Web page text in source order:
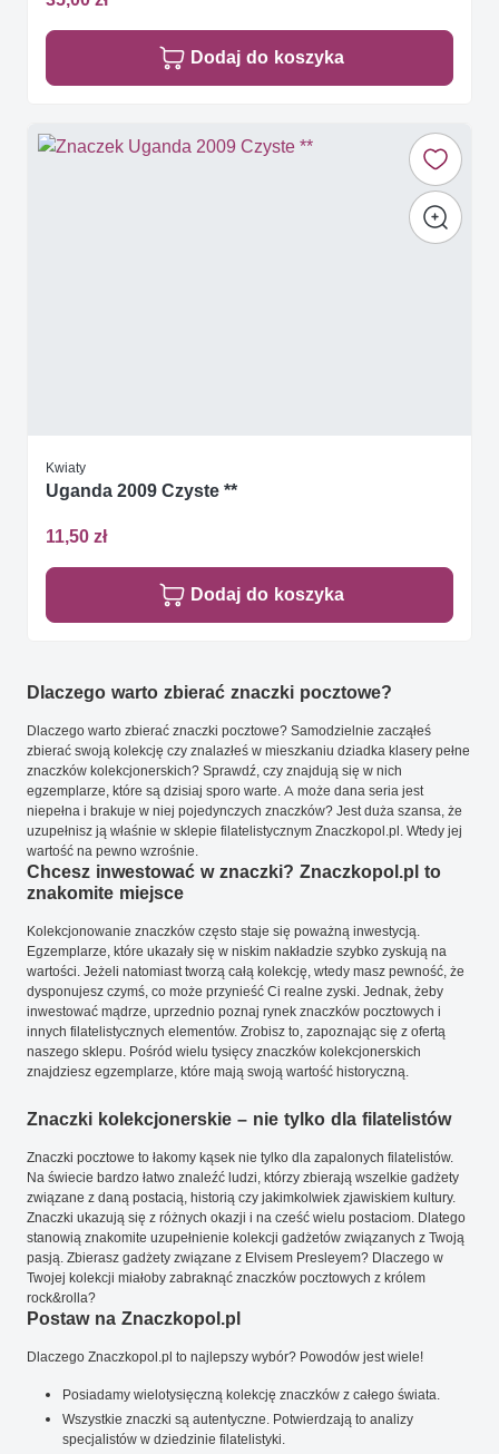
Dodaj do koszyka
Kwiaty
Uganda 2009 Czyste **
11,50 zł
Dodaj do koszyka
Dlaczego warto zbierać znaczki pocztowe?
Dlaczego warto zbierać znaczki pocztowe? Samodzielnie zacząłeś
zbierać swoją kolekcję czy znalazłeś w mieszkaniu dziadka klasery pełne
znaczków kolekcjonerskich? Sprawdź, czy znajdują się w nich
egzemplarze, które są dzisiaj sporo warte. A może dana seria jest
niepełna i brakuje w niej pojedynczych znaczków? Jest duża szansa, że
uzupełnisz ją właśnie w sklepie filatelistycznym Znaczkopol.pl. Wtedy jej
wartość na pewno wzrośnie.
Chcesz inwestować w znaczki? Znaczkopol.pl to
znakomite miejsce
Kolekcjonowanie znaczków często staje się poważną inwestycją.
Egzemplarze, które ukazały się w niskim nakładzie szybko zyskują na
wartości. Jeżeli natomiast tworzą całą kolekcję, wtedy masz pewność, że
dysponujesz czymś, co może przynieść Ci realne zyski. Jednak, żeby
inwestować mądrze, uprzednio poznaj rynek znaczków pocztowych i
innych filatelistycznych elementów. Zrobisz to, zapoznając się z ofertą
naszego sklepu. Pośród wielu tysięcy znaczków kolekcjonerskich
znajdziesz egzemplarze, które mają swoją wartość historyczną.
Znaczki kolekcjonerskie – nie tylko dla filatelistów
Znaczki pocztowe to łakomy kąsek nie tylko dla zapalonych filatelistów.
Na świecie bardzo łatwo znaleźć ludzi, którzy zbierają wszelkie gadżety
związane z daną postacią, historią czy jakimkolwiek zjawiskiem kultury.
Znaczki ukazują się z różnych okazji i na cześć wielu postaciom. Dlatego
stanowią znakomite uzupełnienie kolekcji gadżetów związanych z Twoją
pasją. Zbierasz gadżety związane z Elvisem Presleyem? Dlaczego w
Twojej kolekcji miałoby zabraknąć znaczków pocztowych z królem
rock&rolla?
Postaw na Znaczkopol.pl
Dlaczego Znaczkopol.pl to najlepszy wybór? Powodów jest wiele!
Posiadamy wielotysięczną kolekcję znaczków z całego świata.
Wszystkie znaczki są autentyczne. Potwierdzają to analizy
specjalistów w dziedzinie filatelistyki.